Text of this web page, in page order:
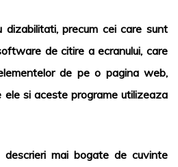
precum cei care sunt
de citire a ecranului, care
de pe o pagina web,
ele si aceste programe utilizeaza
mai bogate de cuvinte